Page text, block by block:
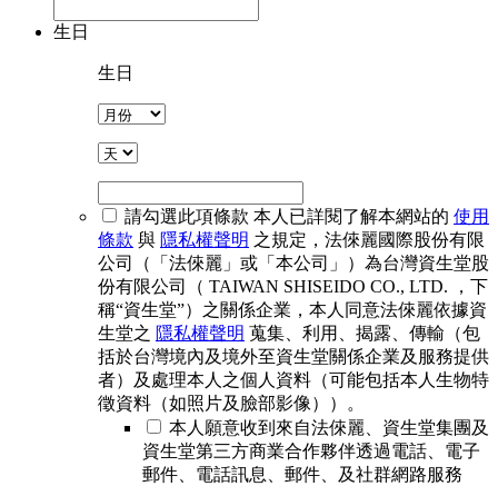
生日
生日
請勾選此項條款 本人已詳閱了解本網站的 使用
條款 與 隱私權聲明 之規定，法倈麗國際股份有限
公司（「法倈麗」或「本公司」）為台灣資生堂股
份有限公司（ TAIWAN SHISEIDO CO., LTD. ，下
稱“資生堂”）之關係企業，本人同意法倈麗依據資
生堂之 隱私權聲明 蒐集、利用、揭露、傳輸（包
括於台灣境內及境外至資生堂關係企業及服務提供
者）及處理本人之個人資料（可能包括本人生物特
徵資料（如照片及臉部影像））。
本人願意收到來自法倈麗、資生堂集團及
資生堂第三方商業合作夥伴透過電話、電子
郵件、電話訊息、郵件、及社群網路服務